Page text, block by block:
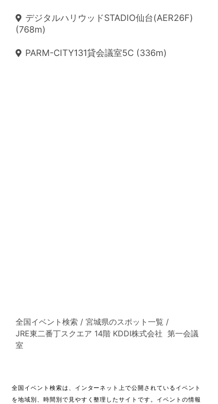
デジタルハリウッドSTADIO仙台(AER26F)
(768m)
PARM-CITY131貸会議室5C (336m)
全国イベント検索 / 宮城県のスポット一覧 /
JRE東二番丁スクエア 14階 KDDI株式会社 第一会議
室
全国イベント検索は、インターネット上で公開されているイベント
を地域別、時間別で見やすく整理したサイトです。イベントの情報